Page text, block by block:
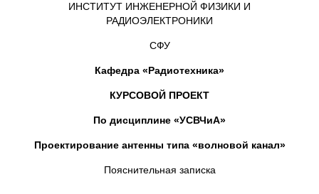
ИНСТИТУТ ИНЖЕНЕРНОЙ ФИЗИКИ И
РАДИОЭЛЕКТРОНИКИ
СФУ
Кафедра «Радиотехника»
КУРСОВОЙ ПРОЕКТ
По дисциплине «УСВЧиА»
Проектирование антенны типа «волновой канал»
Пояснительная записка